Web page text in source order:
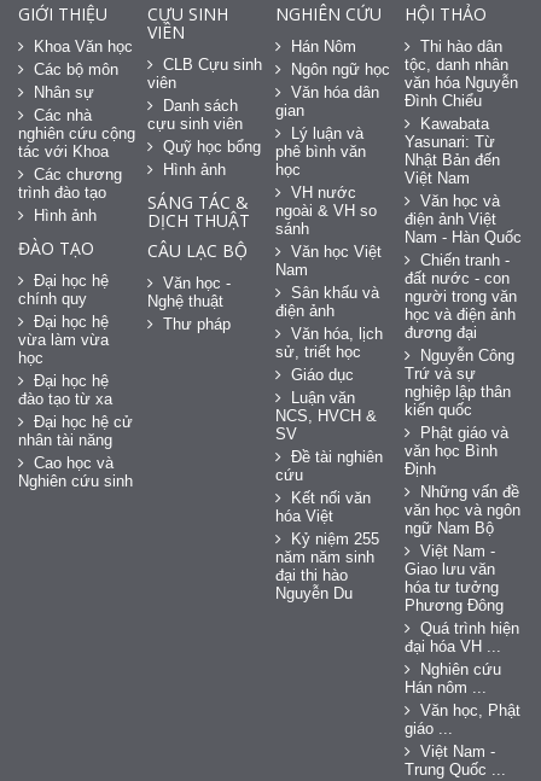
GIỚI THIỆU
Khoa Văn học
Các bộ môn
Nhân sự
Các nhà
nghiên cứu cộng
tác với Khoa
Các chương
trình đào tạo
Hình ảnh
ĐÀO TẠO
Đại học hệ
chính quy
Đại học hệ
vừa làm vừa
học
Đại học hệ
đào tạo từ xa
Đại học hệ cử
nhân tài năng
Cao học và
Nghiên cứu sinh
CỰU SINH
VIÊN
CLB Cựu sinh
viên
Danh sách
cựu sinh viên
Quỹ học bổng
Hình ảnh
SÁNG TÁC &
DỊCH THUẬT
CÂU LẠC BỘ
Văn học -
Nghệ thuật
Thư pháp
NGHIÊN CỨU
Hán Nôm
Ngôn ngữ học
Văn hóa dân
gian
Lý luận và
phê bình văn
học
VH nước
ngoài & VH so
sánh
Văn học Việt
Nam
Sân khấu và
điện ảnh
Văn hóa, lịch
sử, triết học
Giáo dục
Luận văn
NCS, HVCH &
SV
Đề tài nghiên
cứu
Kết nối văn
hóa Việt
Kỷ niệm 255
năm năm sinh
đại thi hào
Nguyễn Du
HỘI THẢO
Thi hào dân
tộc, danh nhân
văn hóa Nguyễn
Đình Chiểu
Kawabata
Yasunari: Từ
Nhật Bản đến
Việt Nam
Văn học và
điện ảnh Việt
Nam - Hàn Quốc
Chiến tranh -
đất nước - con
người trong văn
học và điện ảnh
đương đại
Nguyễn Công
Trứ và sự
nghiệp lập thân
kiến quốc
Phật giáo và
văn học Bình
Định
Những vấn đề
văn học và ngôn
ngữ Nam Bộ
Việt Nam -
Giao lưu văn
hóa tư tưởng
Phương Đông
Quá trình hiện
đại hóa VH ...
Nghiên cứu
Hán nôm ...
Văn học, Phật
giáo ...
Việt Nam -
Trung Quốc ...